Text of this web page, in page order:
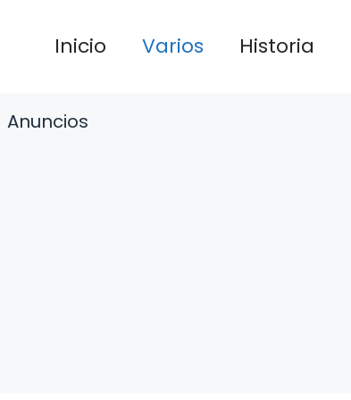
Inicio Varios Historia
Anuncios